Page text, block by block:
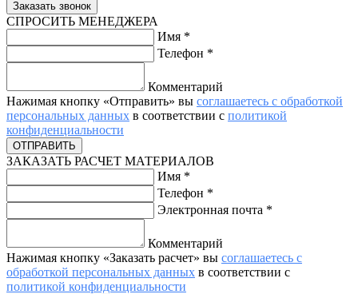
СПРОСИТЬ МЕНЕДЖЕРА
Имя *
Телефон *
Комментарий
Нажимая кнопку «Отправить» вы соглашаетесь с обработкой
персональных данных в соответствии с политикой
конфиденциальности
ЗАКАЗАТЬ РАСЧЕТ МАТЕРИАЛОВ
Имя *
Телефон *
Электронная почта *
Комментарий
Нажимая кнопку «Заказать расчет» вы соглашаетесь с
обработкой персональных данных в соответствии с
политикой конфиденциальности